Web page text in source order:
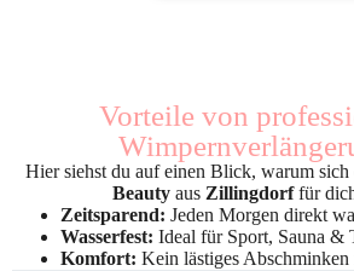
Vorteile von
Hier siehst du auf einen Blick, warum sich
Beauty aus Zillingdorffür
Zeitsparend: Jeden Morgen direkt
Wasserfest: Ideal für Sport, Sauna &
Komfort: Kein lästiges